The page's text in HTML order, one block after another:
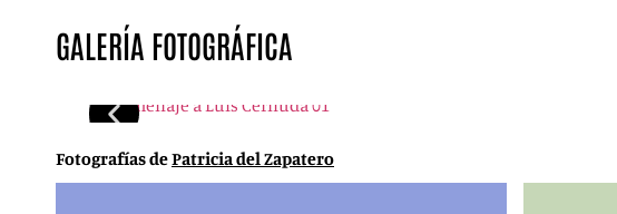
GALERÍA FOTOGRÁFICA
Fotografías dePatricia del Zapatero